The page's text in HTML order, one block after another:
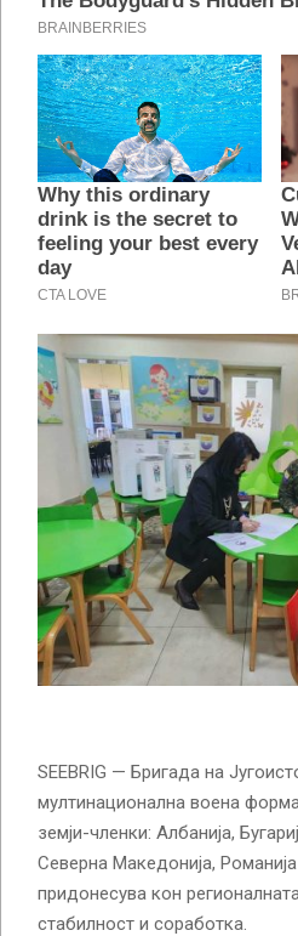
SEEBRIG — Бригада на
мултинационална воена
земји-членки: Албанија,
Северна Македонија,
придонесува кон
стабилност и соработка.